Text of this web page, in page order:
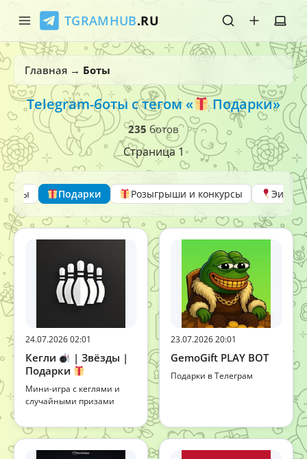
TGRAMHUB.RU
Главная
Стикеры
Эмодзи
Боты
О нас
Главная → Боты
Telegram-боты с тегом « Подарки»
235 ботов
Страница 1
Подарки Розыгрыши и конкурсы
24.07.2026 02:01
Кегли
| Звёзды |
Подарки
Мини-игра с кеглями и
случайными призами
23.07.2026 20:01
GemoGift PLAY BOT
Подарки в Телеграм